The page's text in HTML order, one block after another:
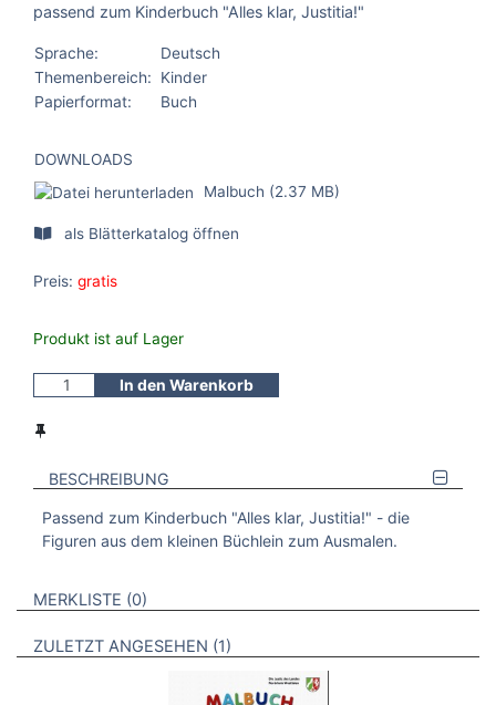
passend zum Kinderbuch "Alles klar, Justitia!"
Sprache:
Deutsch
Themenbereich:
Kinder
Papierformat:
Buch
DOWNLOADS
Malbuch (2.37 MB)
als Blätterkatalog öffnen
Preis: gratis
Produkt ist auf Lager
In den Warenkorb
BESCHREIBUNG
Passend zum Kinderbuch "Alles klar, Justitia!" - die
Figuren aus dem kleinen Büchlein zum Ausmalen.
VERWEISE AUF VERMERKTE- ODER ZULETZT ANGESEHENE
MERKLISTE 0 BROSCHÜREN
ZULETZT ANGESEHEN 1 BROSCHÜREN